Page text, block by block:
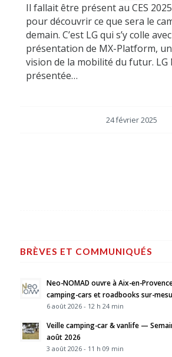
Il fallait être présent au CES
pour découvrir ce que sera le
demain. C’est LG qui s’y colle
présentation de MX-Platform,
vision de la mobilité du futur. LG
présentée…
24 février 2025
BRÈVES ET COMMUNIQUÉS
Neo-NOMAD ouvre à Aix-en-
camping-cars et roadbooks sur-
6 août 2026 - 12 h 24 min
Veille camping-car & vanlife —
août 2026
3 août 2026 - 11 h 09 min